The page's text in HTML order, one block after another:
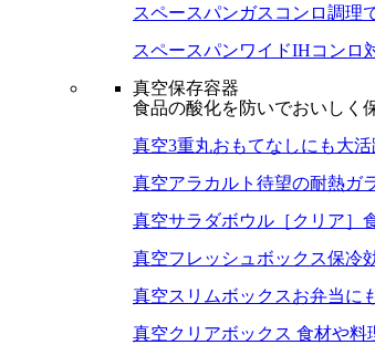
スペースパンガスコンロ調理
スペースパンワイドIHコンロ
真空保存容器
食品の酸化を防いでおいしく
真空3重丸おもてなしにも大
真空アラカルト 待望の耐熱ガ
真空サラダボウル［クリア］
真空フレッシュボックス保冷
真空スリムボックスお弁当に
真空クリアボックス 食材や料